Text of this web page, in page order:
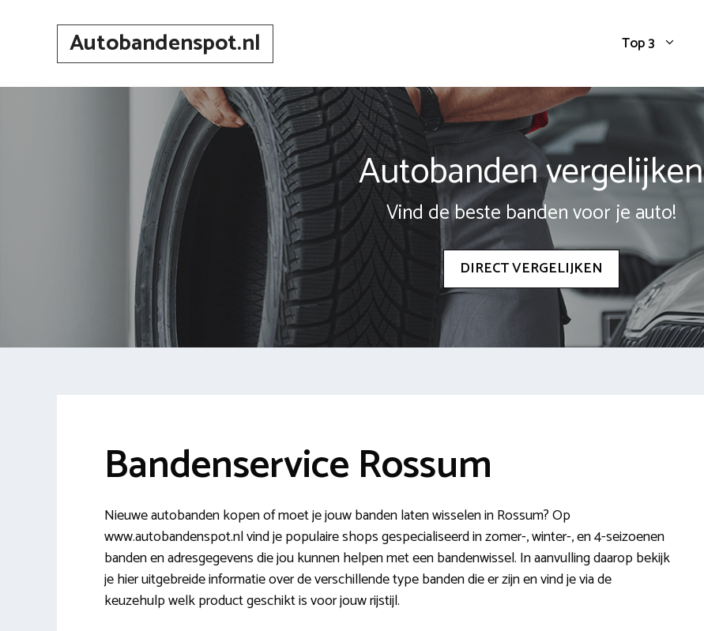
Autobandenspot.nl Top 3
Autobanden vergelijken
Vind de beste banden voor je auto!
DIRECT VERGELIJKEN
Bandenservice Rossum
Nieuwe autobanden kopen of moet je jouw banden laten wisselen in Rossum? Op
www.autobandenspot.nl vind je populaire shops gespecialiseerd in zomer-, winter-, en 4-seizoenen
banden en adresgegevens die jou kunnen helpen met een bandenwissel. In aanvulling daarop bekijk
je hier uitgebreide informatie over de verschillende type banden die er zijn en vind je via de
keuzehulp welk product geschikt is voor jouw rijstijl.